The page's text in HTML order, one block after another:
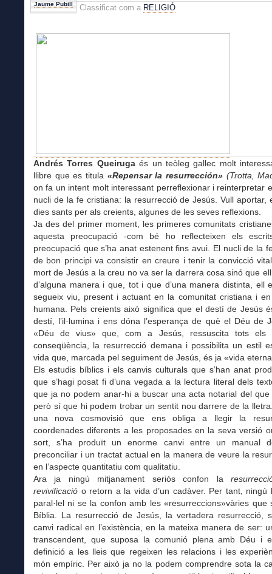
Jaume Pubill Classificat com a RELIGIÓ
Andrés Torres Queirugaés un teòleg gallec molt
llibre que es titula «Repensar la resurrección» (Trotta,
on fa un intent molt interessant perreflexionar i reinterpretar
nucli de la fe cristiana: la resurrecció de Jesús. Vull aportar,
dies sants per als creients, algunes de les seves reflexions.
Ja des del primer moment, les primeres comunitats
aquesta preocupació -com bé ho reflecteixen els
preocupació que s’ha anat estenent fins avui. El nucli de la
de bon principi va consistir en creure i tenir la convicció
mort de Jesús a la creu no va ser la darrera cosa sinó que
d’alguna manera i que, tot i que d’una manera distinta, ell
segueix viu, present i actuant en la comunitat cristiana i
humana. Pels creients això significa que el destí de Jesús
destí, l’il·lumina i ens dóna l’esperança de què el Déu de
«Déu de vius» que, com a Jesús, ressuscita tots els
conseqüència, la resurrecció demana i possibilita un estil
vida que, marcada pel seguiment de Jesús, és ja «vida
Els estudis bíblics i els canvis culturals que s’han anat
que s’hagi posat fi d’una vegada a la lectura literal dels
que ja no podem anar-hi a buscar una acta notarial del que
però sí que hi podem trobar un sentit nou darrere de la
una nova cosmovisió que ens obliga a llegir la
coordenades diferents a les proposades en la seva versió
sort, s’ha produït un enorme canvi entre un manual
preconciliar i un tractat actual en la manera de veure la
en l’aspecte quantitatiu com qualitatiu.
Ara ja ningú mitjanament seriós confon la
revivificació o retorn a la vida d’un cadàver. Per tant, ningú
paral·lel ni se la confon amb les «resurreccions»vàries que
Bíblia. La resurrecció de Jesús, la vertadera resurrecció,
canvi radical en l’existència, en la mateixa manera de ser:
transcendent, que suposa la comunió plena amb Déu i
definició a les lleis que regeixen les relacions i les
món empíric. Per això ja no la podem comprendre sota la